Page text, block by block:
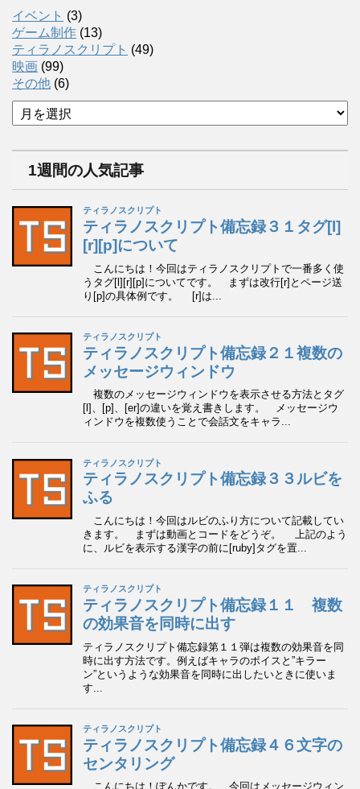
イベント (3)
ゲーム制作 (13)
ティラノスクリプト (49)
映画 (99)
その他 (6)
ア
ー
1週間の人気記事